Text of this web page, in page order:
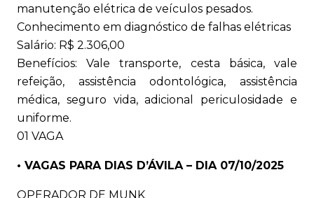
manutenção elétrica de veículos pesados.
Conhecimento em diagnóstico de falhas elétricas
Salário: R$ 2.306,00
Benefícios: Vale transporte, cesta básica, vale
refeição, assistência odontológica, assistência
médica, seguro vida, adicional periculosidade e
uniforme.
01 VAGA
• VAGAS PARA DIAS D’ÁVILA – DIA 07/10/2025
OPERADOR DE MUNK